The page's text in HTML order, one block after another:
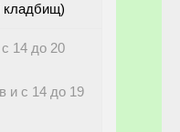
кладбищ)
14 до 20
и с 14 до 19